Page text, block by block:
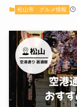
松山市 グルメ情報